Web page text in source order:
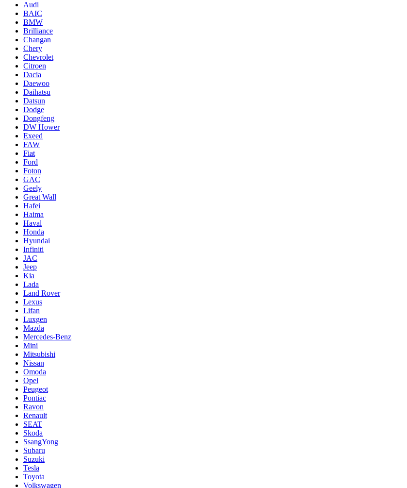
Audi
BAIC
BMW
Brilliance
Changan
Chery
Chevrolet
Citroen
Dacia
Daewoo
Daihatsu
Datsun
Dodge
Dongfeng
DW Hower
Exeed
FAW
Fiat
Ford
Foton
GAC
Geely
Great Wall
Hafei
Haima
Haval
Honda
Hyundai
Infiniti
JAC
Jeep
Kia
Lada
Land Rover
Lexus
Lifan
Luxgen
Mazda
Mercedes-Benz
Mini
Mitsubishi
Nissan
Omoda
Opel
Peugeot
Pontiac
Ravon
Renault
SEAT
Skoda
SsangYong
Subaru
Suzuki
Tesla
Toyota
Volkswagen